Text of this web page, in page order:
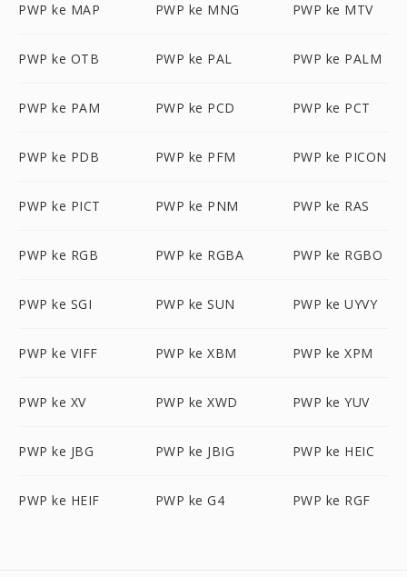
PWP ke MAP PWP ke MNG PWP ke MTV
PWP ke OTB PWP ke PAL PWP ke PALM
PWP ke PAM PWP ke PCD PWP ke PCT
PWP ke PDB PWP ke PFM PWP ke PICON
PWP ke PICT PWP ke PNM PWP ke RAS
PWP ke RGB PWP ke RGBA PWP ke RGBO
PWP ke SGI PWP ke SUN PWP ke UYVY
PWP ke VIFF PWP ke XBM PWP ke XPM
PWP ke XV PWP ke XWD PWP ke YUV
PWP ke JBG PWP ke JBIG PWP ke HEIC
PWP ke HEIF PWP ke G4 PWP ke RGF